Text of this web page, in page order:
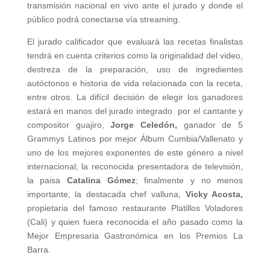
transmisión nacional en vivo ante el jurado y donde el
público podrá conectarse vía streaming.
El jurado calificador que evaluará las recetas finalistas
tendrá en cuenta criterios como la originalidad del video,
destreza de la preparación, uso de ingredientes
autóctonos e historia de vida relacionada con la receta,
entre otros. La difícil decisión de elegir los ganadores
estará en manos del jurado integrado por el cantante y
compositor guajiro,Jorge Celedón, ganador de 5
Grammys Latinos por mejor Álbum Cumbia/Vallenato y
uno de los mejores exponentes de este género a nivel
internacional; la reconocida presentadora de televisión,
la paisaCatalina Gómez; finalmente y no menos
importante, la destacada chef valluna, Vicky Acosta,
propietaria del famoso restaurante Platillos Voladores
(Cali) y quien fuera reconocida el año pasado como la
Mejor Empresaria Gastronómica en los Premios La
Barra.